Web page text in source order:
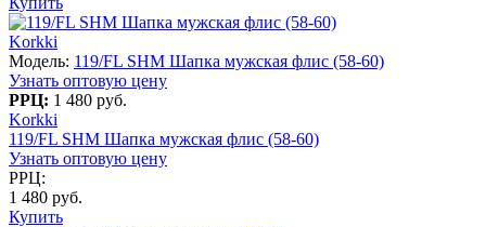
Korkki
Модель: 119/FL SHM Шапка мужская флис (58-60)
Узнать оптовую цену
РРЦ: 1 480 руб.
Korkki
119/FL SHM Шапка мужская флис (58-60)
Узнать оптовую цену
РРЦ:
1 480 руб.
Купить